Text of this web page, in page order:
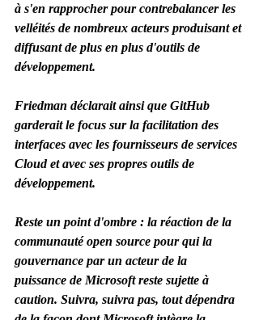
à s'en rapprocher pour contrebalancer les
velléités de nombreux acteurs produisant et
diffusant de plus en plus d'outils de
développement.
Friedman déclarait ainsi que GitHub
garderait le focus sur la facilitation des
interfaces avec les fournisseurs de services
Cloud et avec ses propres outils de
développement.
Reste un point d'ombre : la réaction de la
communauté open source pour qui la
gouvernance par un acteur de la
puissance de Microsoft reste sujette à
caution. Suivra, suivra pas, tout dépendra